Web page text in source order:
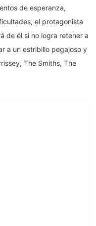
de esperanza,
el protagonista
de él si no logra retener a
a un estribillo pegajoso y
The Smiths, The